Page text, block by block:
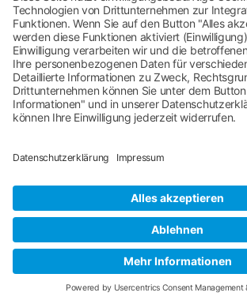
Für ein naturnahes Bad
Kissingen.
Stadt Bad Kissingen
Umsetzung und DesignWild Media